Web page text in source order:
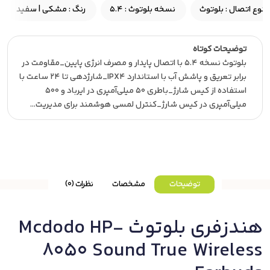
نوع اتصال :بلوتوث نسخه بلوتوث :۵.۴ رنگ :مشکی | سفید
توضیحات کوتاه
بلوتوث نسخه 5.4 با اتصال پایدار و مصرف انرژی پایین_مقاومت در
برابر تعریق و پاشش آب با استاندارد IPX4_شارژدهی تا 24 ساعت با
استفاده از کیس شارژ_باطری 50 میلی‌آمپری در ایرباد و 500
میلی‌آمپری در کیس شارژ_کنترل لمسی هوشمند برای مدیریت…
توضیحات مشخصات نظرات (0)
هندزفری بلوتوث Mcdodo HP-
8050 Sound True Wireless